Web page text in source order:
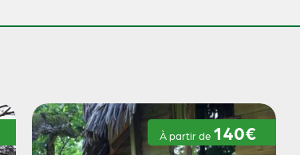
À partir de 140€